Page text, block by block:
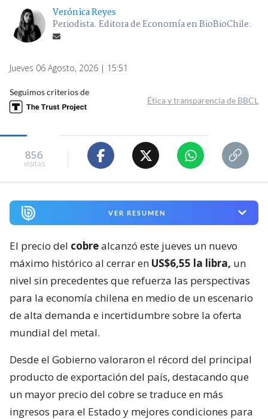
Verónica Reyes
Periodista. Editora de Economía en BioBioChile.
Jueves 06 Agosto, 2026 | 15:51
Seguimos criterios de
Ética y transparencia de BBCL
856
visitas
VER RESUMEN
El precio del cobrealcanzó este jueves un nuevo
máximo histórico al cerrar en US$6,55 la libra, un
nivel sin precedentes que refuerza las perspectivas
para la economía chilena en medio de un escenario
de alta demanda e incertidumbre sobre la oferta
mundial del metal.
Desde el Gobierno valoraron el récord del principal
producto de exportación del país, destacando que
un mayor precio del cobre se traduce en más
ingresos para el Estado y mejores condiciones para